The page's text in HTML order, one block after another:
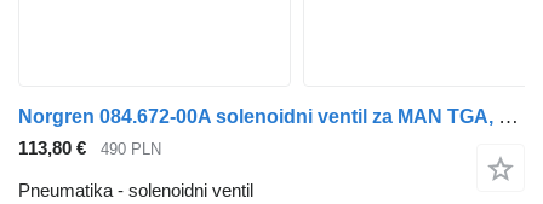
Norgren 084.672-00A solenoidni ventil za MAN TGA, TGL, TGM, TGS, TGX tegljača
113,80 € 490 PLN
Pneumatika - solenoidni ventil